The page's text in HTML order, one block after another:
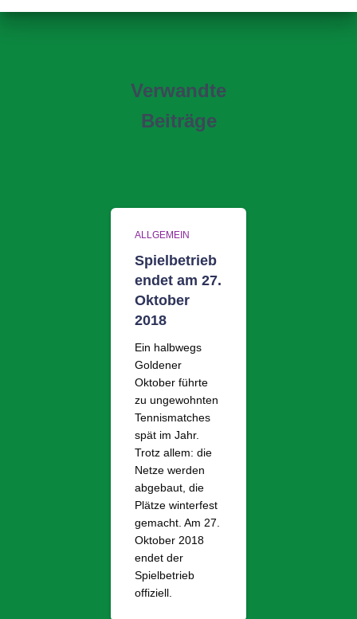
Verwandte
Beiträge
ALLGEMEIN
Spielbetrieb
endet am 27.
Oktober
2018
Ein halbwegs
Goldener
Oktober führte
zu ungewohnten
Tennismatches
spät im Jahr.
Trotz allem: die
Netze werden
abgebaut, die
Plätze winterfest
gemacht. Am 27.
Oktober 2018
endet der
Spielbetrieb
offiziell.